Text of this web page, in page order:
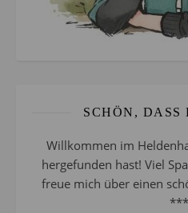
SCHÖN, DASS
Willkommen im
hergefunden hast! Viel
freue mich über einen
***